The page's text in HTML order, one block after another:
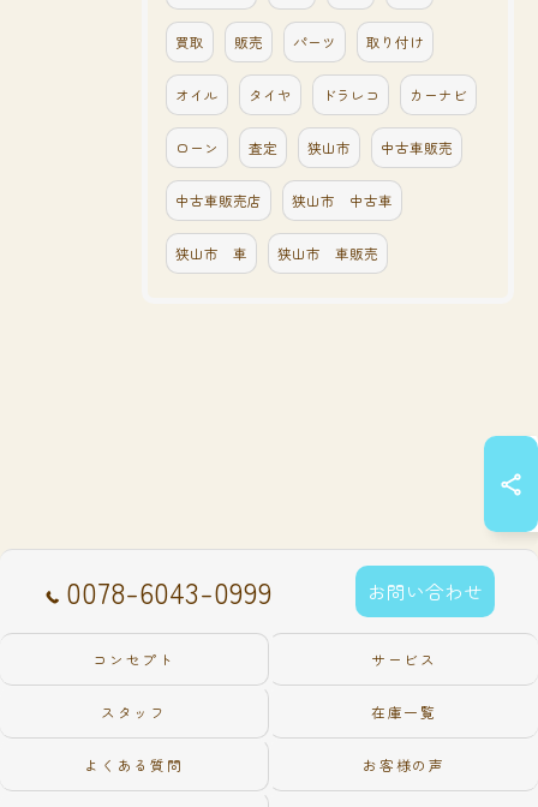
買取 販売 パーツ 取り付け
オイル タイヤ ドラレコ カーナビ
ローン 査定 狭山市 中古車販売
中古車販売店 狭山市 中古車
狭山市 車 狭山市 車販売
0078-6043-0999 お問い合わせ
コンセプト サービス
スタッフ 在庫一覧
よくある質問 お客様の声